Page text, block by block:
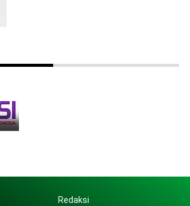
Redaksi